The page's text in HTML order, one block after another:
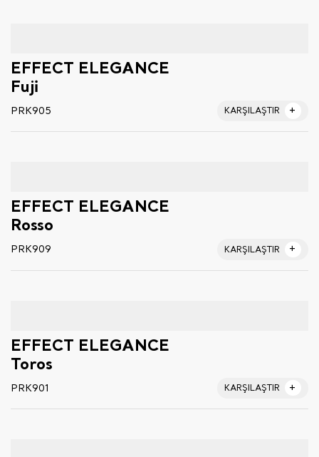
EFFECT ELEGANCE
Fuji
PRK905 KARŞILAŞTIR
EFFECT ELEGANCE
Rosso
PRK909 KARŞILAŞTIR
EFFECT ELEGANCE
Toros
PRK901 KARŞILAŞTIR